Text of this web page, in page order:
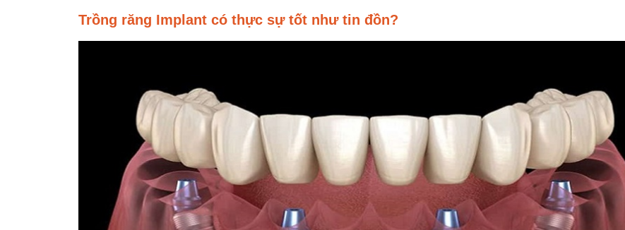
Trồng răng Implant có thực sự tốt như tin đồn?